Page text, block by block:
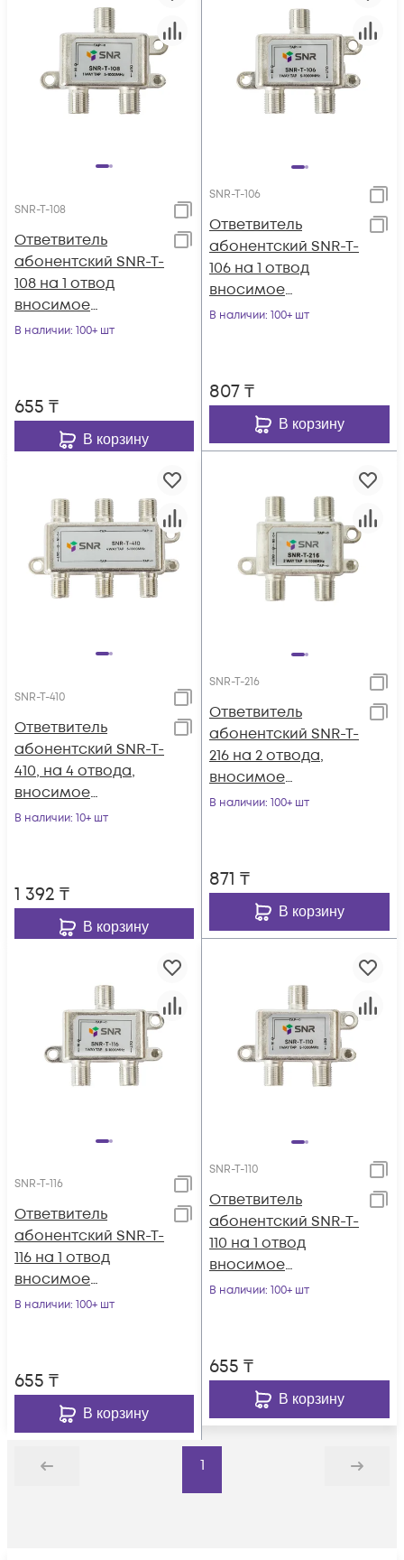
SNR-T-108
Ответвитель
абонентский SNR-T-
108 на 1 отвод
вносимое
затухание IN-TAP
В наличии: 100+ шт
655 ₸
В корзину
SNR-T-106
Ответвитель
абонентский SNR-T-
106 на 1 отвод
вносимое
затухание IN-TAP
В наличии: 100+ шт
807₸
В корзину
SNR-T-410
Ответвитель
абонентский SNR-T-
410, на 4 отвода,
вносимое
затухание IN-TAP
В наличии: 10+ шт
1 392 ₸
В корзину
SNR-T-216
Ответвитель
абонентский SNR-T-
216 на 2 отвода,
вносимое
затухание IN-TAP
В наличии: 100+ шт
871 ₸
В корзину
SNR-T-116
Ответвитель
абонентский SNR-T-
116 на 1 отвод
вносимое
затухание IN-TAP
В наличии: 100+ шт
655 ₸
В корзину
SNR-T-110
Ответвитель
абонентский SNR-T-
110 на 1 отвод
вносимое
затухание IN-TAP
В наличии: 100+ шт
655 ₸
В корзину
Назад
1
Дальше